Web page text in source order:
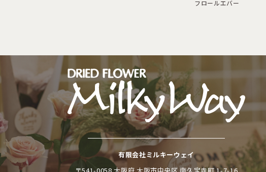
フロールエバー
有限会社ミルキーウェイ